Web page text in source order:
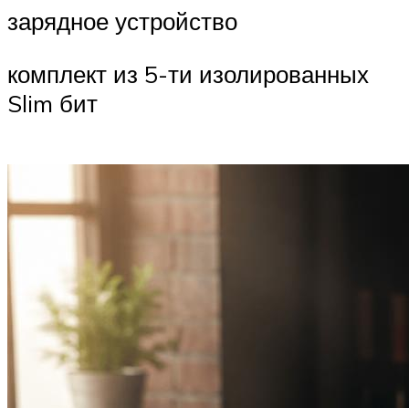
зарядное устройство
комплект из 5-ти изолированных
Slim бит